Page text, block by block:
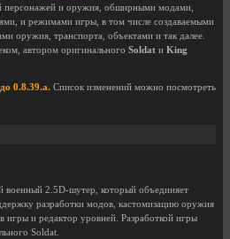
персонажей и оружия, обширными модами,
и режимами игры, в том числе создаваемыми
оружия, транспорта, объектами и так далее.
автором оригинального Soldat и King
0.8.39.a. Список изменений можно посмотреть
военный 2.5D-шутер, который объединяет
разработки модов, кастомизацию оружия
и редактор уровней. Разработкой игры
Soldat.